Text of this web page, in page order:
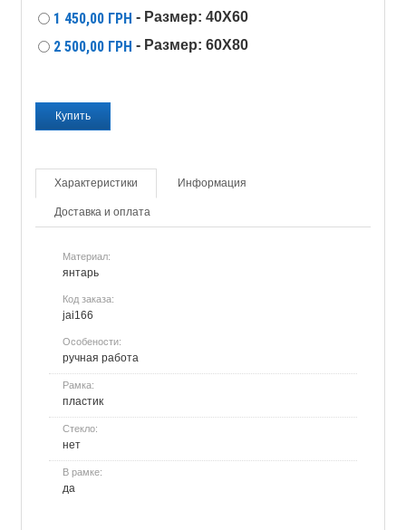
1 450,00 ГРН - Размер: 40X60
2 500,00 ГРН - Размер: 60X80
Характеристики Информация
Доставка и оплата
Материал:
янтарь
Код заказа:
jai166
Особености:
ручная работа
Рамка:
пластик
Стекло:
нет
В рамке:
да